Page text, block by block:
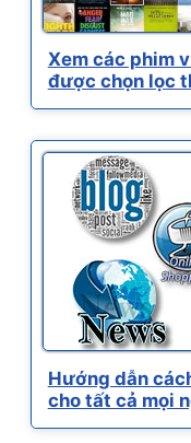
Xem các phim
được chọn lọc
Hướng dẫn
cho tất cả mọi